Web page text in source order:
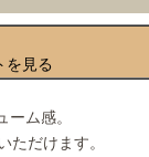
を見る
ム感。
だけます。